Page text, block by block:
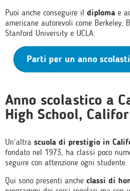
Puoi anche conseguire il diploma e
americane autorevoli come Berkeley,
Stanford University e UCLA.
Parti per un anno
Anno scolastico a
High School,
Un’altra scuola di prestigio in
fondato nel 1973, ha classi poco
seguire con attenzione ogni studente.
Qui sono presenti anche classi di